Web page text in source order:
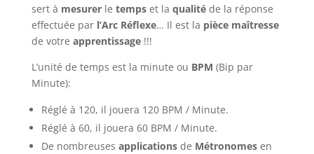
sert à mesurerle tempset la qualitéde la réponse
effectuée par l’Arc Réflexe… Il est la pièce maîtresse
de votre apprentissage!!!
L’unité de temps est la minute ou BPM (Bip par
Minute):
Réglé à 120, il jouera 120 BPM / Minute.
Réglé à 60, il jouera 60 BPM / Minute.
De nombreuses applicationsde Métronomesen